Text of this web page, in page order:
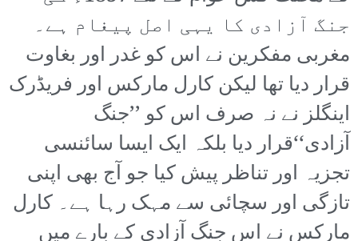
جنگ آزادی کا یہی اصل پیغام ہے۔
مغربی مفکرین نے اس کو غدر اور بغاوت
قرار دیا تھا لیکن کارل مارکس اور فریڈرک
اینگلز نے نہ صرف اس کو ’’جنگ
آزادی‘‘قرار دیا بلکہ ایک ایسا سائنسی
تجزیہ اور تناظر پیش کیا جو آج بھی اپنی
تازگی اور سچائی سے مہک رہا ہے۔ کارل